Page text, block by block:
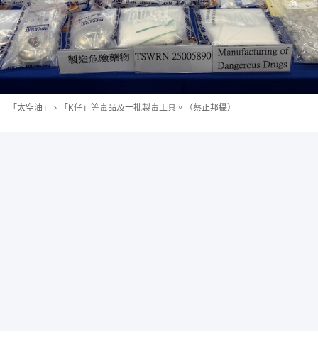
「太空油」、「K仔」等毒品及一批製毒工具。（蔡正邦攝）